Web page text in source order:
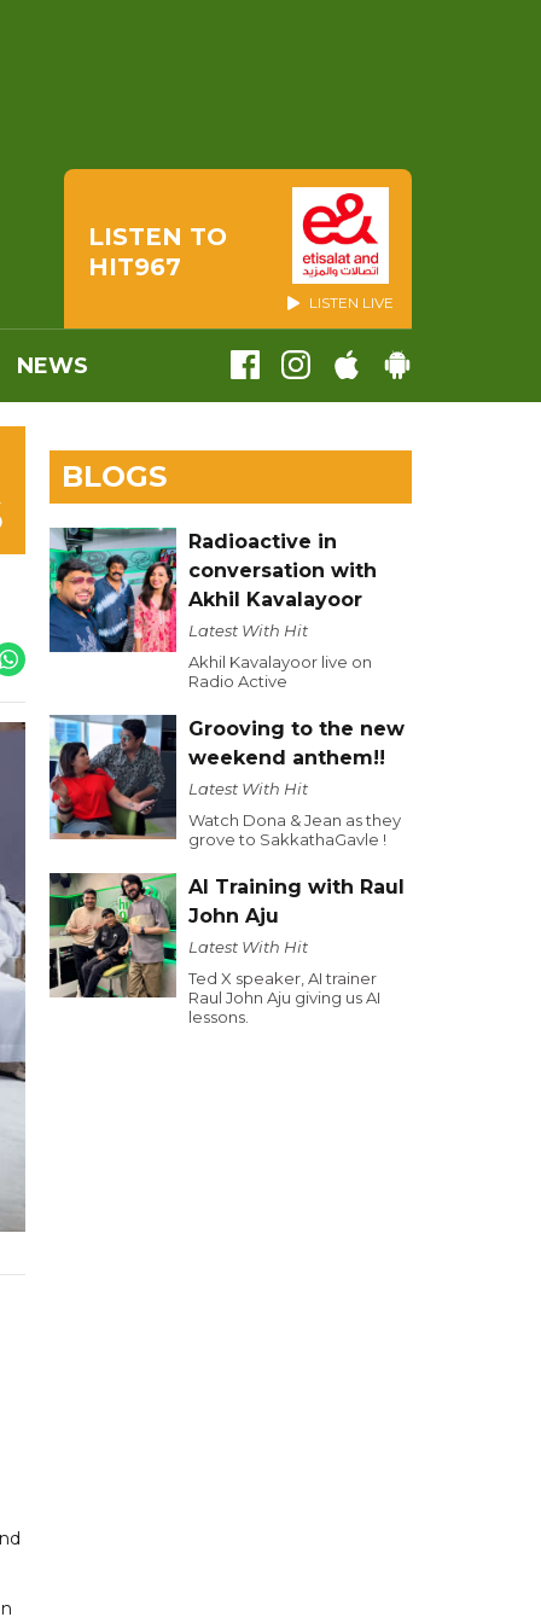
LISTEN TO
HIT967
LISTEN LIVE
NEWS
BLOGS
Radioactive in
conversation with
Akhil Kavalayoor
Latest With Hit
Akhil Kavalayoor live on
Radio Active
Grooving to the new
weekend anthem!!
Latest With Hit
Watch Dona & Jean as they
grove to SakkathaGavle !
AI Training with Raul
John Aju
Latest With Hit
Ted X speaker, AI trainer
Raul John Aju giving us AI
lessons.